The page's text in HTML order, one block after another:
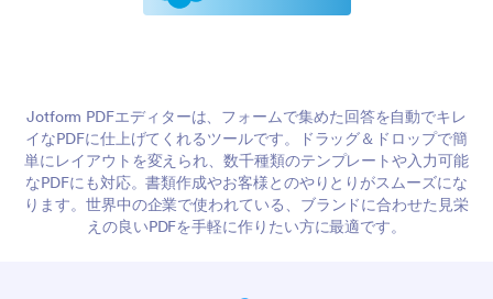
Jotform PDFエディターは、フォームで集めた回答を自動でキレ
イなPDFに仕上げてくれるツールです。ドラッグ＆ドロップで簡
単にレイアウトを変えられ、数千種類のテンプレートや入力可能
なPDFにも対応。書類作成やお客様とのやりとりがスムーズにな
ります。世界中の企業で使われている、ブランドに合わせた見栄
えの良いPDFを手軽に作りたい方に最適です。